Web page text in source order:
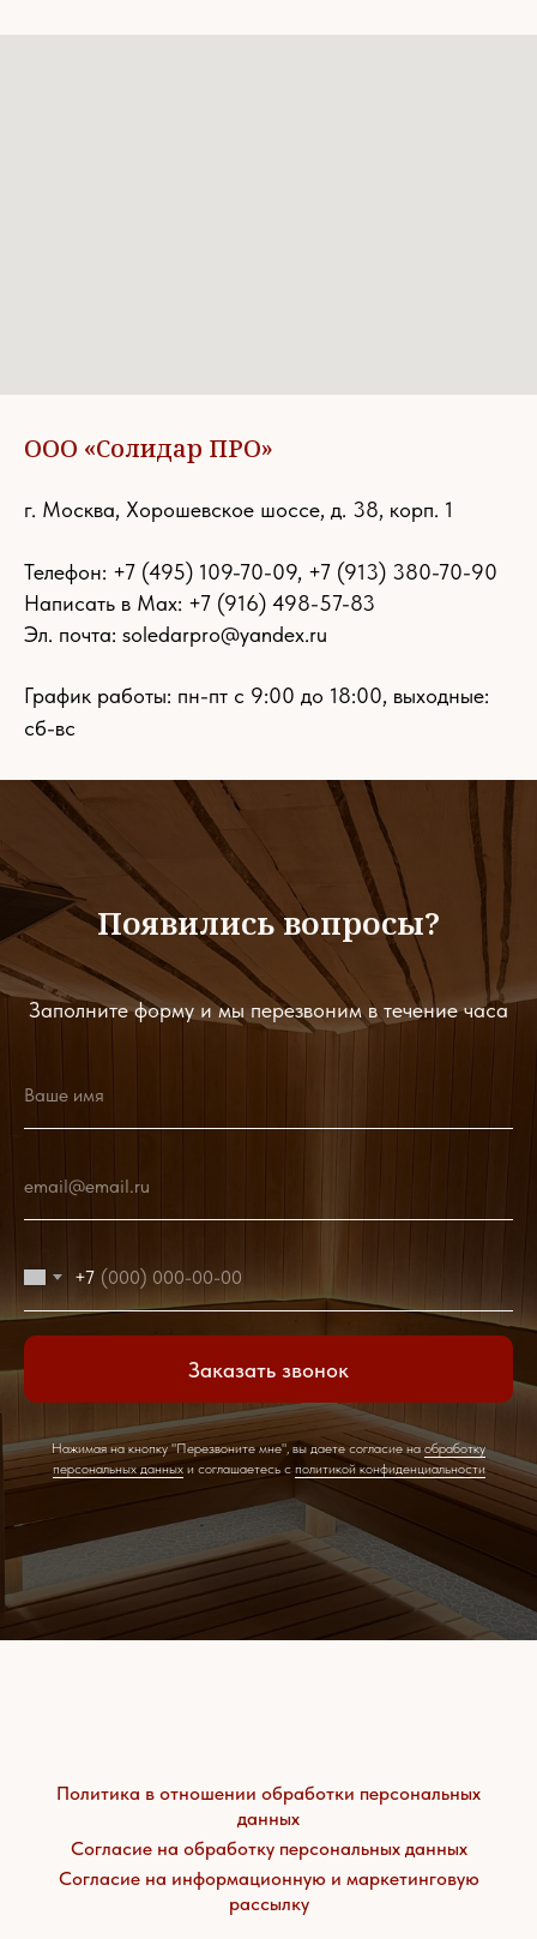
ООО «Солидар ПРО»
г. Москва, Хорошевское шоссе, д. 38, корп. 1
Телефон: +7 (495) 109-70-09, +7 (913) 380-70-90
Написать в Max: +7 (916) 498-57-83
Эл. почта: soledarpro@yandex.ru
График работы: пн-пт с 9:00 до 18:00, выходные:
сб-вс
Появились вопросы?
Заполните форму и мы перезвоним в течение часа
Ваше имя
email@email.ru
+7
Заказать звонок
Нажимая на кнопку "Перезвоните мне", вы даете согласие наобработку
персональных данныхи соглашаетесь c политикой конфиденциальности
Политика в отношении обработки персональных
данных
Согласие на обработку персональных данных
Согласие на информационную и маркетинговую
рассылку